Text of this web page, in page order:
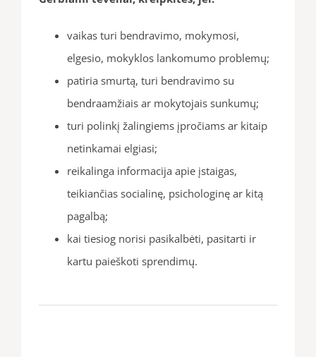
vaikas turi bendravimo, mokymosi,
elgesio, mokyklos lankomumo problemų;
patiria smurtą, turi bendravimo su
bendraamžiais ar mokytojais sunkumų;
turi polinkį žalingiems įpročiams ar kitaip
netinkamai elgiasi;
reikalinga informacija apie įstaigas,
teikiančias socialinę, psichologinę ar kitą
pagalbą;
kai tiesiog norisi pasikalbėti, pasitarti ir
kartu paieškoti sprendimų.